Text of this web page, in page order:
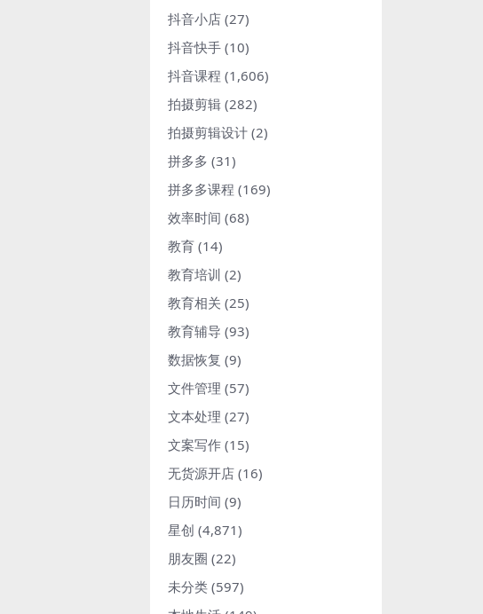
抖音小店 (27)
抖音快手 (10)
抖音课程 (1,606)
拍摄剪辑 (282)
拍摄剪辑设计 (2)
拼多多 (31)
拼多多课程 (169)
效率时间 (68)
教育 (14)
教育培训 (2)
教育相关 (25)
教育辅导 (93)
数据恢复 (9)
文件管理 (57)
文本处理 (27)
文案写作 (15)
无货源开店 (16)
日历时间 (9)
星创 (4,871)
朋友圈 (22)
未分类 (597)